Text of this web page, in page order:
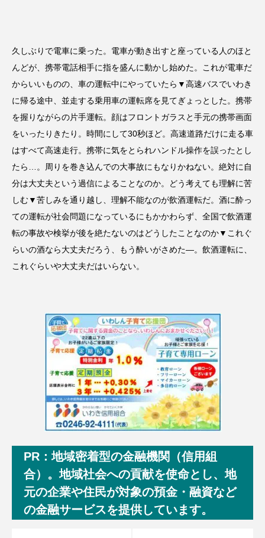
久しぶりで電車に乗った。電車が動き出すと座っている人のほと
んどが、携帯電話相手に指を盛んに動かし始めた。これが電車だ
からいいものの、車の運転中にやっていたら▼高速バスでいわき
に帰る途中、並走する乗用車の運転席を見てぎょっとした。携帯
を握りながらの片手運転。顔はフロントガラスと手元の携帯画面
をいったりきたり。時間にして30秒ほど。高速道路だけに走る車
はすべて高速走行。携帯に気をとられハンドル操作を誤ったとし
たら…。周りを巻き込んでの大事故にもなりかねない。絶対に自
分は大丈夫という過信によることなのか。どう考えても理解に苦
しむ▼苦しみを通り越し、理解不能なのが飲酒運転だ。酒に酔っ
ての運転が社会問題になっているにもかかわらず、全国で飲酒運
転の事故や検挙が後を絶たないのはどうしたことなのか▼これぐ
らいの酒なら大丈夫だろう、もう酔いがさめた―。飲酒運転に、
これぐらいや大丈夫だはいらない。
PR：地域密着型の金融機関（信用組
合）。地域社会への貢献を使命とし、地
元の企業や住民が対象の預金・融資など
の金融サービスを提供しています。